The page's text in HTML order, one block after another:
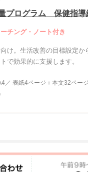
プログラム 保健指導
チング・ノート付き
向け。生活改善の目標設定
で効果的に支援します。
／ 表紙4ページ＋本文32ペー